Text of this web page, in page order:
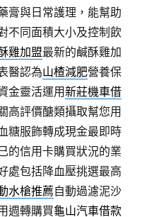
膏與日常護理，能幫助
不同面積大小及控制飲
雞加盟最新的鹹酥雞加
醫認為山楂減肥營養保
金靈活運用新莊機車借
高評價醣類攝取幫您用
糖服飾轉成現金最即時
的信用卡購買狀況的業
處包括降血壓挑選最高
水槍推薦自動過濾泥沙
週轉購買龜山汽車借款